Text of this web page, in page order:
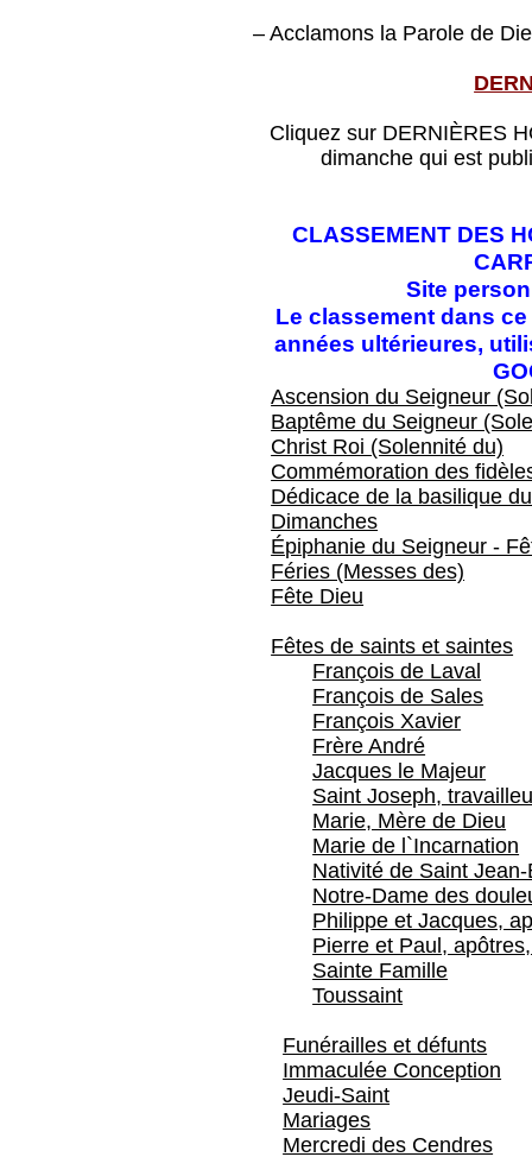
– Acclamons la Parole de
Cliquez sur DERNIÈRES
dimanche qui est
CLASSEMENT DES
Site
Le classement dans
années ultérieures,
Ascension du Seigneur
Baptême du Seigneur
Christ Roi (Solennité du)
Commémoration des
Dédicace de la basilique
Dimanches
Épiphanie du Seigneur -
Féries (Messes des)
Fête Dieu
Fêtes de saints et saintes
François de Laval
François de Sales
François Xavier
Frère André
Jacques le Majeur
Saint Joseph,
Marie, Mère de Dieu
Marie de l`Incarnation
Nativité de Saint
Notre-Dame des
Philippe et Jacques,
Pierre et Paul,
Sainte Famille
Toussaint
Funérailles et défunts
Immaculée Conception
Jeudi-Saint
Mariages
Mercredi des Cendres